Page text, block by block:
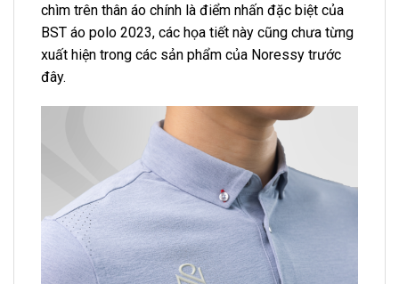
chìm trên thân áo chính là điểm nhấn đặc biệt của
BST áo polo 2023, các họa tiết này cũng chưa từng
xuất hiện trong các sản phẩm của Noressy trước
đây.